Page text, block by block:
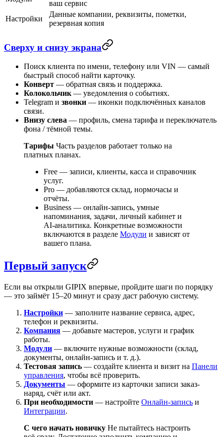
ваш сервис
Настройки
Данные компании, реквизиты, пометки,
резервная копия
Сверху и снизу экрана
Поиск клиента по имени, телефону или VIN — самый
быстрый способ найти карточку.
Конверт — обратная связь и поддержка.
Колокольчик — уведомления о событиях.
Telegram и звонки — иконки подключённых каналов
связи.
Внизу слева — профиль, смена тарифа и переключатель
фона / тёмной темы.
Тарифы Часть разделов работает только на
платных планах.
Free — записи, клиенты, касса и справочник
услуг.
Pro — добавляются склад, нормочасы и
отчёты.
Business — онлайн-запись, умные
напоминания, задачи, личный кабинет и
AI‑аналитика. Конкретные возможности
включаются в разделе Модули и зависят от
вашего плана.
Первый запуск
Если вы открыли GIPIX впервые, пройдите шаги по порядку
— это займёт 15–20 минут и сразу даст рабочую систему.
Настройки — заполните название сервиса, адрес,
телефон и реквизиты.
Компания — добавьте мастеров, услуги и график
работы.
Модули — включите нужные возможности (склад,
документы, онлайн-запись и т. д.).
Тестовая запись — создайте клиента и визит на Панели
управления, чтобы всё проверить.
Документы — оформите из карточки записи заказ-
наряд, счёт или акт.
При необходимости — настройте Онлайн-запись и
Интеграции.
С чего начать новичку Не пытайтесь настроить